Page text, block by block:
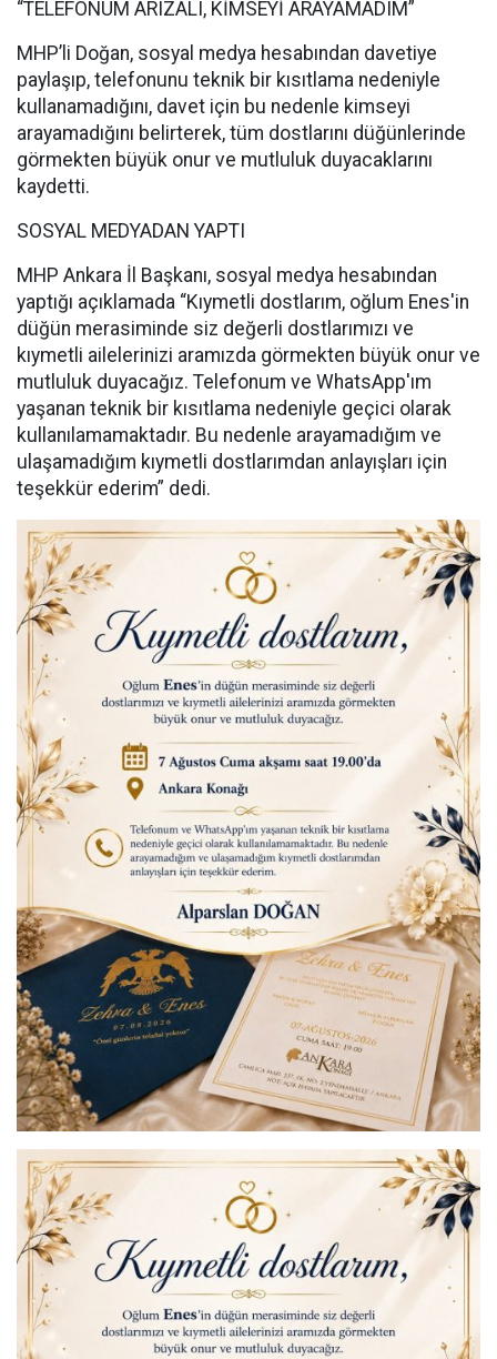
“TELEFONUM ARIZALI, KİMSEYİ ARAYAMADIM”
MHP’li Doğan, sosyal medya hesabından davetiye
paylaşıp, telefonunu teknik bir kısıtlama nedeniyle
kullanamadığını, davet için bu nedenle kimseyi
arayamadığını belirterek, tüm dostlarını düğünlerinde
görmekten büyük onur ve mutluluk duyacaklarını
kaydetti.
SOSYAL MEDYADAN YAPTI
MHP Ankara İl Başkanı, sosyal medya hesabından
yaptığı açıklamada “Kıymetli dostlarım, oğlum Enes'in
düğün merasiminde siz değerli dostlarımızı ve
kıymetli ailelerinizi aramızda görmekten büyük onur ve
mutluluk duyacağız. Telefonum ve WhatsApp'ım
yaşanan teknik bir kısıtlama nedeniyle geçici olarak
kullanılamamaktadır. Bu nedenle arayamadığım ve
ulaşamadığım kıymetli dostlarımdan anlayışları için
teşekkür ederim” dedi.